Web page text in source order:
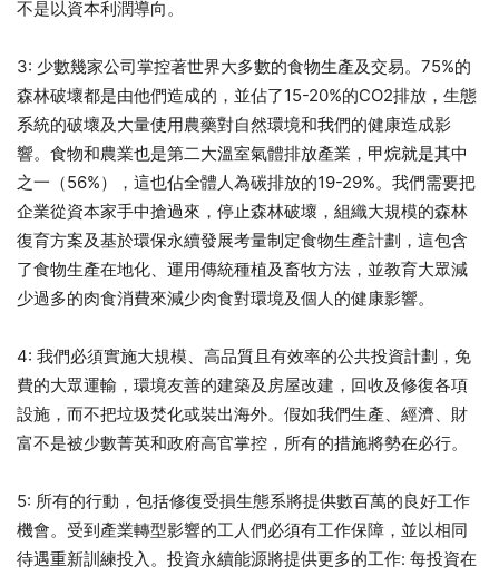
不是以資本利潤導向。
3: 少數幾家公司掌控著世界大多數的食物生產及交易。75%的
森林破壞都是由他們造成的，並佔了15-20%的CO2排放，生態
系統的破壞及大量使用農藥對自然環境和我們的健康造成影
響。食物和農業也是第二大溫室氣體排放產業，甲烷就是其中
之一（56%），這也佔全體人為碳排放的19-29%。我們需要把
企業從資本家手中搶過來，停止森林破壞，組織大規模的森林
復育方案及基於環保永續發展考量制定食物生產計劃，這包含
了食物生產在地化、運用傳統種植及畜牧方法，並教育大眾減
少過多的肉食消費來減少肉食對環境及個人的健康影響。
4: 我們必須實施大規模、高品質且有效率的公共投資計劃，免
費的大眾運輸，環境友善的建築及房屋改建，回收及修復各項
設施，而不把垃圾焚化或裝出海外。假如我們生產、經濟、財
富不是被少數菁英和政府高官掌控，所有的措施將勢在必行。
5: 所有的行動，包括修復受損生態系將提供數百萬的良好工作
機會。受到產業轉型影響的工人們必須有工作保障，並以相同
待遇重新訓練投入。投資永續能源將提供更多的工作: 每投資在